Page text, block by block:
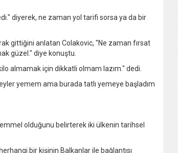
diyerek, ne zaman yol tarifi sorsa ya da bir
gittiğini anlatan Colakovic, "Ne zaman fırsat
güzel." diye konuştu.
almamak için dikkatli olmam lazım." dedi.
yemem ama burada tatlı yemeye başladım
olduğunu belirterek iki ülkenin tarihsel
bir kişinin Balkanlar ile bağlantısı